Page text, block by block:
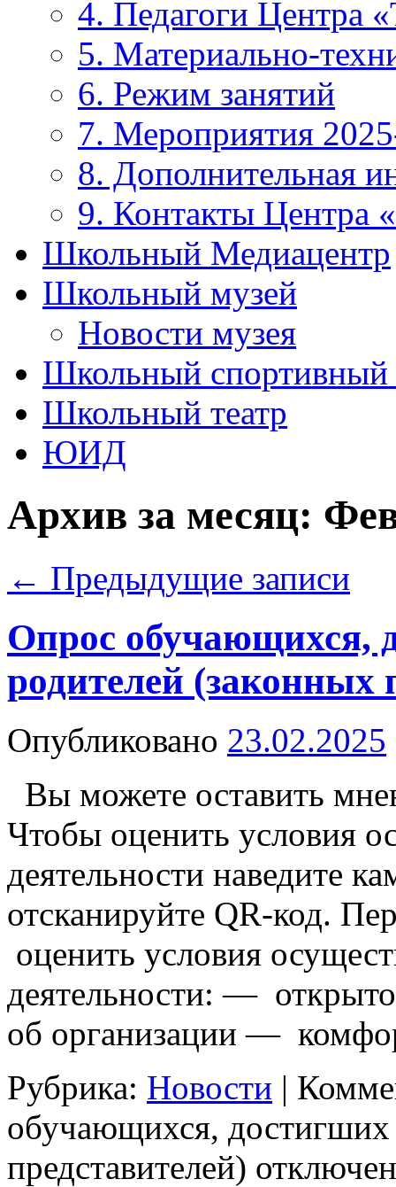
4. Педагоги Центра
5. Материально-
6. Режим занятий
7. Мероприятия
8. Дополнительная
9. Контакты Центра
Школьный Медиацентр
Школьный музей
Новости музея
Школьный спортивный
Школьный театр
ЮИД
Архив за месяц:
← Предыдущие записи
Опрос обучающихся,
родителей (законных
Опубликовано 23.02.2025
Вы можете оставить
Чтобы оценить условия
деятельности наведите
отсканируйте QR-код.
оценить условия
деятельности: —
об организации —
Рубрика: Новости |
обучающихся, достигших
представителей)